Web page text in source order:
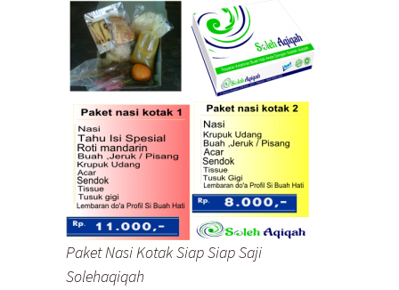
Paket Nasi Kotak Siap Siap Saji
Solehaqiqah